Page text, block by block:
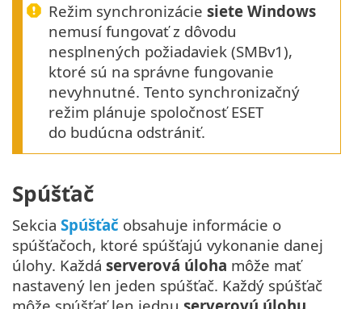
Režim synchronizácie siete Windows
nemusí fungovať z dôvodu
nesplnených požiadaviek (SMBv1),
ktoré sú na správne fungovanie
nevyhnutné. Tento synchronizačný
režim plánuje spoločnosť ESET
do budúcna odstrániť.
Spúšťač
Sekcia Spúšťač obsahuje informácie o
spúšťačoch, ktoré spúšťajú vykonanie danej
úlohy. Každá serverová úloha môže mať
nastavený len jeden spúšťač. Každý spúšťač